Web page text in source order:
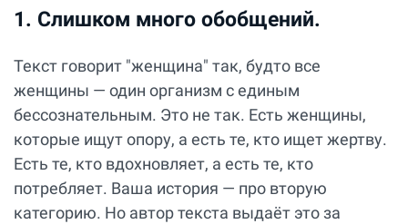
1. Слишком много обобщений.
Текст говорит "женщина" так, будто все
женщины — один организм с единым
бессознательным. Это не так. Есть женщины,
которые ищут опору, а есть те, кто ищет жертву.
Есть те, кто вдохновляет, а есть те, кто
потребляет. Ваша история — про вторую
категорию. Но автор текста выдаёт это за